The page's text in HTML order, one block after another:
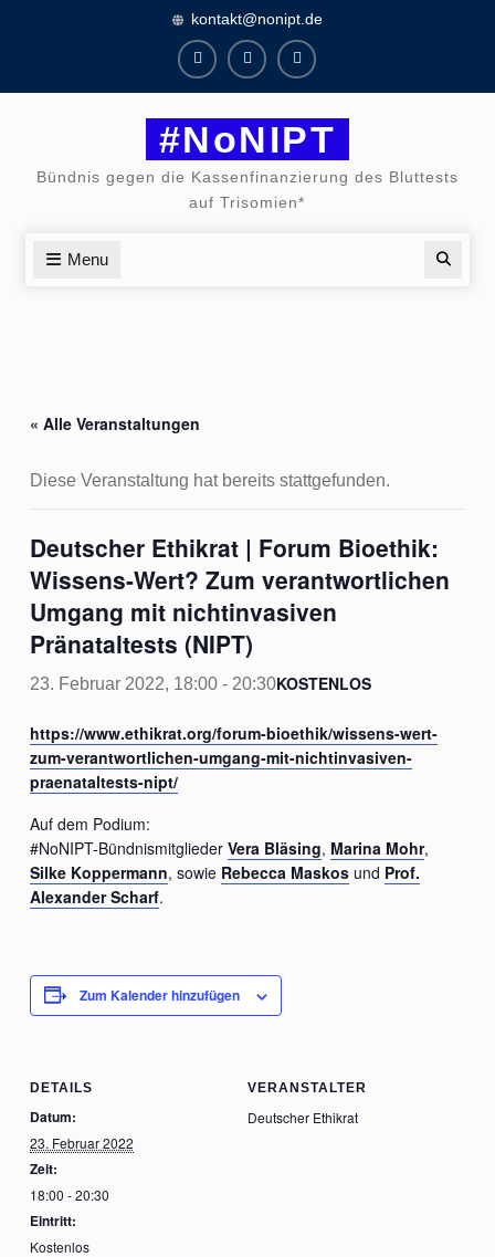
kontakt@nonipt.de
FacebookInstagram
Twitter
#NoNIPT
Bündnis gegen die Kassenfinanzierung des Bluttests
auf Trisomien*
Menu
« Alle Veranstaltungen
Diese Veranstaltung hat bereits stattgefunden.
Deutscher Ethikrat | Forum Bioethik:
Wissens-Wert? Zum verantwortlichen
Umgang mit nichtinvasiven
Pränataltests (NIPT)
23. Februar 2022, 18:00- 20:30KOSTENLOS
https://www.ethikrat.org/forum-bioethik/wissens-wert-
zum-verantwortlichen-umgang-mit-nichtinvasiven-
praenataltests-nipt/
Auf dem Podium:
#NoNIPT-Bündnismitglieder Vera Bläsing, Marina Mohr,
Silke Koppermann, sowie Rebecca Maskosund Prof.
Alexander Scharf.
Zum Kalender hinzufügen
DETAILS
Datum:
23. Februar 2022
Zeit:
18:00 - 20:30
Eintritt:
Kostenlos
VERANSTALTER
Deutscher Ethikrat